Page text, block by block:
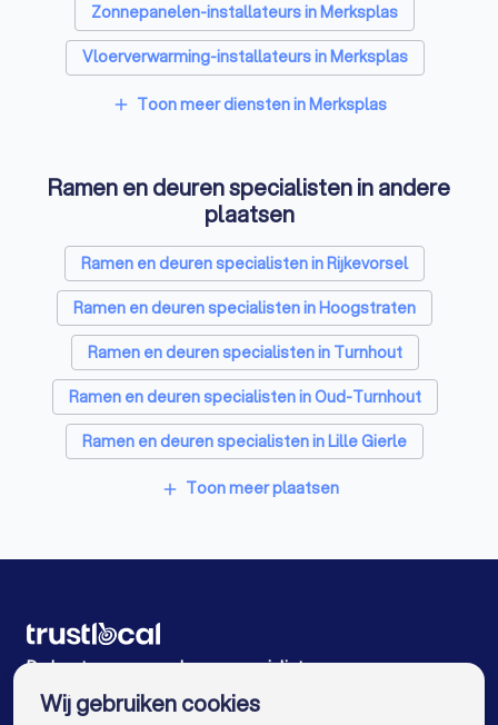
Zonnepanelen-installateurs in Merksplas
Vloerverwarming-installateurs in Merksplas
Airco installateurs in Merksplas
Zonwering specialisten in Merksplas
Warmtepomp installateurs in Merksplas
Badkamer installateurs in Merksplas
Glashandels in Merksplas
EPC-keurders in Merksplas
Klusjesmannen in Merksplas
add Toon meer diensten in Merksplas
Ramen en deuren specialisten in andere
plaatsen
Ramen en deuren specialisten in Rijkevorsel
Ramen en deuren specialisten in Hoogstraten
Ramen en deuren specialisten in Turnhout
Ramen en deuren specialisten in Oud-Turnhout
Ramen en deuren specialisten in Lille Gierle
Ramen en deuren specialisten in Malle Oostmalle
Ramen en deuren specialisten in Zoersel
Ramen en deuren specialisten in Brecht
Ramen en deuren specialisten in Antwerpen
add Toon meer plaatsen
De beste ramen en deuren specialisten voor u
Wij gebruiken cookies